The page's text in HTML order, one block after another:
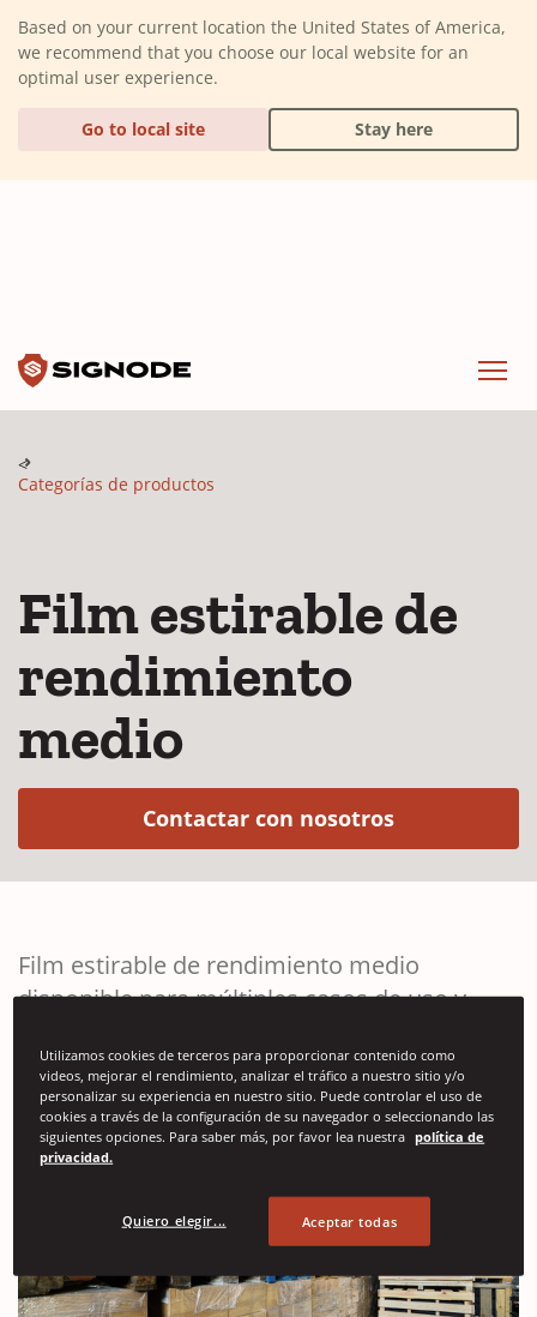
Based on your current location the United States of America,
we recommend that you choose our local website for an
optimal user experience.
Go to local site Stay here
Categorías de productos
Film estirable de
rendimiento
medio
Contactar con nosotros(Opens in a
Film estirable de rendimiento medio
disponible para múltiples casos de uso y
Utilizamos cookies de terceros para proporcionar contenido como
videos, mejorar el rendimiento, analizar el tráfico a nuestro sitio y/o
personalizar su experiencia en nuestro sitio. Puede controlar el uso de
cookies a través de la configuración de su navegador o seleccionando las
siguientes opciones. Para saber más, por favor lea nuestra política de
privacidad.
Quiero elegir... Aceptar todas